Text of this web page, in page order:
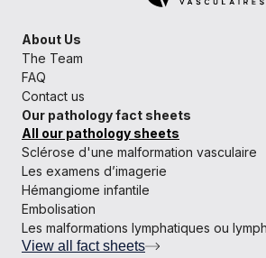
About Us
The Team
FAQ
Contact us
Our pathology fact sheets
All our pathology sheets
Sclérose d'une malformation vasculaire
Les examens d’imagerie
Hémangiome infantile
Embolisation
Les malformations lymphatiques ou
View all fact sheets